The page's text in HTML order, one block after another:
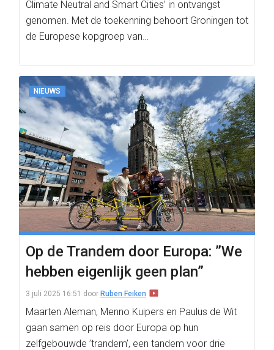
Climate Neutral and Smart Cities’ in ontvangst
genomen. Met de toekenning behoort Groningen tot
de Europese kopgroep van…
NIEUWS
Op de Trandem door Europa: ”We
hebben eigenlijk geen plan”
3 juli 2025 16:51 door Ruben Feiken
Maarten Aleman, Menno Kuipers en Paulus de Wit
gaan samen op reis door Europa op hun
zelfgebouwde ’trandem’, een tandem voor drie